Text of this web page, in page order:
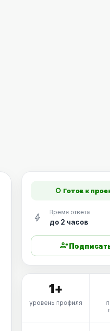
fiber_manual_record Готов к
bolt Время ответа
до 2 часов
person_add
1+
уровень профиля